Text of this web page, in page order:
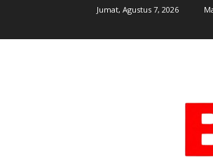
Jumat, Agustus 7, 2026